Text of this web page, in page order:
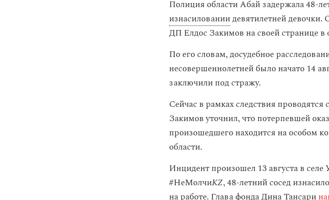
Полиция области Абай задержала 48-
изнасилованиидевятилетней девочки.
ДП Елдос Закимов на своей странице в
По его словам, досудебное
несовершеннолетней было начато 14
заключили под стражу.
Сейчас в рамках следствия
Закимов уточнил, что потерпевшей
произошедшего находится на особом
области.
Инцидент произошел 13 августа в
#НеМолчиKZ, 48-летний сосед
на работе. Глава фонда Дина Тансари